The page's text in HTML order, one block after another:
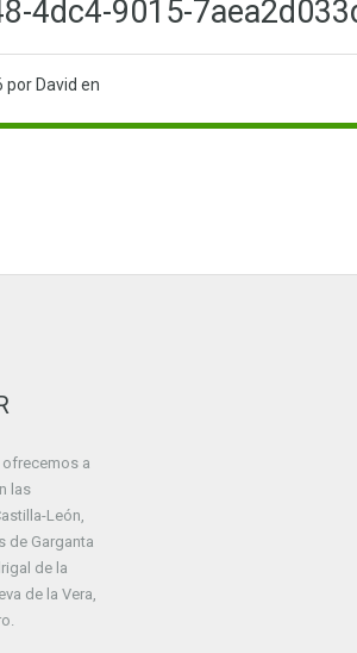
4dc4-9015-
por David en
ofrecemos a
las
León,
de Garganta
de la
de la Vera,